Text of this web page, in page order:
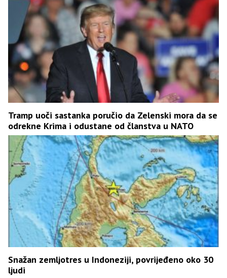
Tramp uoči sastanka poručio da Zelenski mora da se
odrekne Krima i odustane od članstva u NATO
Snažan zemljotres u Indoneziji, povrijeđeno oko 30
ljudi